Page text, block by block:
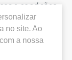
e condições
Em caso de
é o do
atacado por
compras
no site. Ao
a nossa